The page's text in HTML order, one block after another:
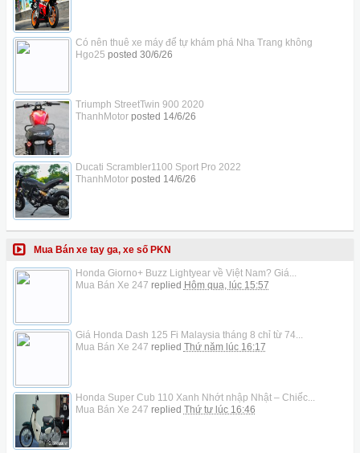
Có nên thuê xe máy để tự khám phá Nha Trang không
Hgo25 posted 30/6/26
Triumph StreetTwin 900 2020
ThanhMotorposted 14/6/26
Ducati Scrambler1100 Sport Pro 2022
ThanhMotorposted 14/6/26
Mua Bán xe tay ga, xe số PKN
Honda Giorno+ Buzz Lightyear về Việt Nam? Giá...
Mua Bán Xe 247 replied Hôm qua, lúc 15:57
Giá Honda Dash 125 Fi Malaysia tháng 8 chỉ từ 74...
Mua Bán Xe 247 replied Thứ năm lúc 16:17
Honda Super Cub 110 Xanh Nhớt nhập Nhật – Chiếc...
Mua Bán Xe 247 replied Thứ tư lúc 16:46